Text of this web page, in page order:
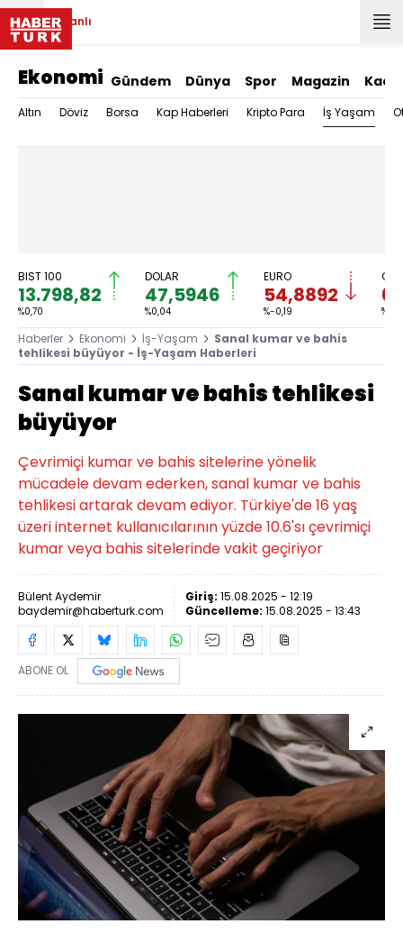
Canlı
Ekonomi Gündem Dünya Spor Magazin
Altın Döviz Borsa Kap Haberleri Kripto Para İş Yaşam
BIST 100
13.798,82
%0,70
DOLAR
47,5946
%0,04
EURO
54,8892
%-0,19 %-
Haberler Ekonomi İş-Yaşam
Sanal kumar ve bahis
tehlikesi büyüyor - İş-Yaşam Haberleri
Sanal kumar ve bahis tehlikesi
büyüyor
Çevrimiçi kumar ve bahis sitelerine yönelik
mücadele devam ederken, sanal kumar ve bahis
tehlikesi artarak devam ediyor. Türkiye'de 16 yaş
üzeri internet kullanıcılarının yüzde 10.6'sı çevrimiçi
kumar veya bahis sitelerinde vakit geçiriyor
Bülent Aydemir
baydemir@haberturk.com
Giriş: 15.08.2025 - 12:19
Güncelleme: 15.08.2025 - 13:43
ABONE OL